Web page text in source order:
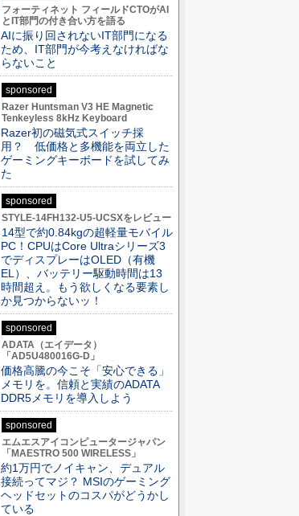
フォーティネット フィールドCTOがAI
とIT部門の付き合い方を語る
AIに振り回されないIT部門になる
ため、IT部門が今考えなければな
らないこと
sponsored
Razer Huntsman V3 HE Magnetic
Tenkeyless 8kHz Keyboard
Razer初の磁気式スイッチ採
用？ 低価格と多機能を両立した
ゲーミングキーボードを試してみ
た
sponsored
STYLE-14FH132-U5-UCSXをレビュー
14型で約0.84kgの超軽量モバイル
PC！CPUはCore Ultraシリーズ3
でディスプレーはOLED（有機
EL）、バッテリー駆動時間は13
時間超え。もう欲しくなる要素し
か見つからないッ！
sponsored
ADATA（エイデータ）
「AD5U480016G-D」
価格高騰の今こそ「安心できる」
メモリを。信頼と実績のADATA
DDR5メモリを導入しよう
sponsored
エムエスアイコンピュータージャパン
「MAESTRO 500 WIRELESS」
約1万円でノイキャン、デュアル
接続ってマジ？ MSIのゲーミング
ヘッドセットのコスパがどうかし
ている